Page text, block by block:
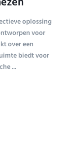
oplossing
voor
over een
biedt voor
...